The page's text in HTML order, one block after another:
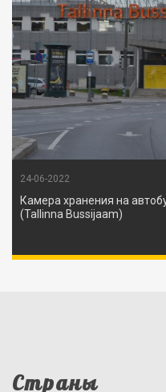
24-06-2022
Камера хранения на
(Tallinna Bussijaam)
Страны